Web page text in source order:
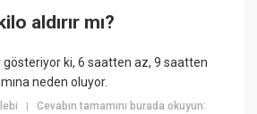
aldırır mı?
gösteriyor ki, 6 saatten az, 9 saatten
neden oluyor.
|Cevabın tamamını burada okuyun: